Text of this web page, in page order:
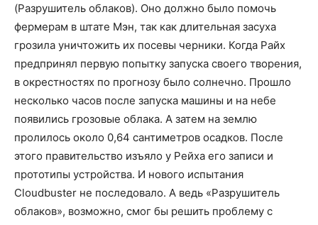
(Разрушитель облаков). Оно должно было помочь
фермерам в штате Мэн, так как длительная засуха
грозила уничтожить их посевы черники. Когда Райх
предпринял первую попытку запуска своего творения,
в окрестностях по прогнозу было солнечно. Прошло
несколько часов после запуска машины и на небе
появились грозовые облака. А затем на землю
пролилось около 0,64 сантиметров осадков. После
этого правительство изъяло у Рейха его записи и
прототипы устройства. И нового испытания
Cloudbuster не последовало. А ведь «Разрушитель
облаков», возможно, смог бы решить проблему с